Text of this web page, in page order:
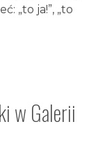
„to ja!”, „to
w Galerii